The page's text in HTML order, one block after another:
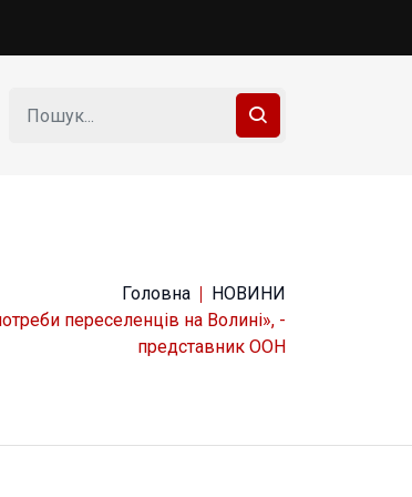
Головна
НОВИНИ
переселенців на Волині», -
представник ООН